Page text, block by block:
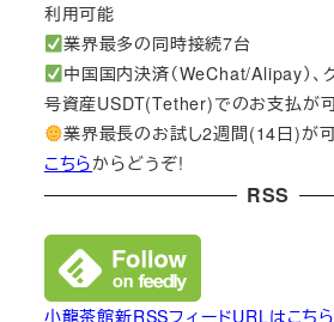
利用可能
業界最多の同時接続7台
中国国内決済（WeChat/Alipay）、
号資産USDT(Tether)でのお支払が
業界最長のお試し2週間(14日)が
こちらからどうぞ!
RSS
小龍茶館新RSSフィードURLはこちら